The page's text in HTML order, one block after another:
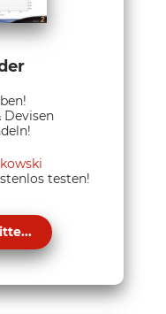
Devisen
testen!